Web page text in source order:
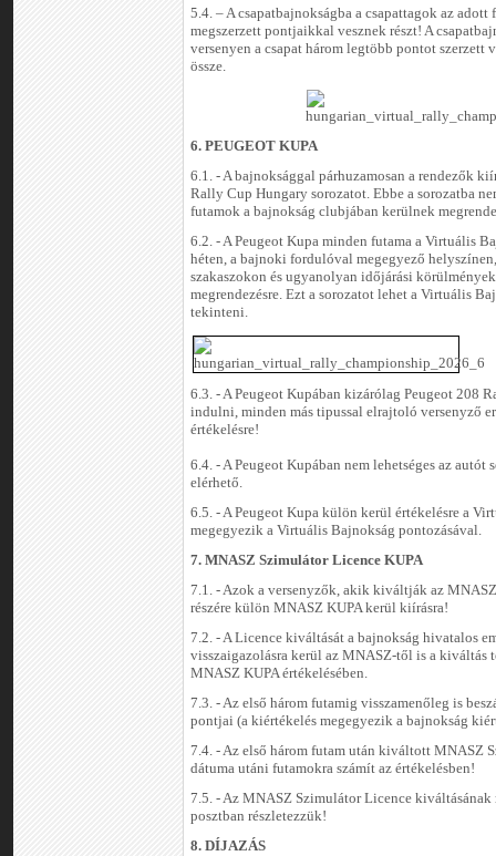
5.4. – A csapatbajnokságba a csapattagok az
megszerzett pontjaikkal vesznek részt! A
versenyen a csapat három legtöbb pontot szerzett
össze.
6. PEUGEOT KUPA
6.1. - A bajnoksággal párhuzamosan a rendezők
Rally Cup Hungary sorozatot. Ebbe a sorozatba
futamok a bajnokság clubjában kerülnek
6.2. - A Peugeot Kupa minden futama a Virtuális
héten, a bajnoki fordulóval megegyező
szakaszokon és ugyanolyan időjárási
megrendezésre. Ezt a sorozatot lehet a Virtuális
tekinteni.
6.3. - A Peugeot Kupában kizárólag Peugeot 208
indulni, minden más tipussal elrajtoló versenyző
értékelésre!
6.4. - A Peugeot Kupában nem lehetséges az
elérhető.
6.5. - A Peugeot Kupa külön kerül értékelésre a
megegyezik a Virtuális Bajnokság pontozásával.
7. MNASZ Szimulátor Licence KUPA
7.1. - Azok a versenyzők, akik kiváltják az
részére külön MNASZ KUPA kerül kiírásra!
7.2. - A Licence kiváltását a bajnokság hivatalos
visszaigazolásra kerül az MNASZ-től is a kiváltás
MNASZ KUPA értékelésében.
7.3. - Az első három futamig visszamenőleg is
pontjai (a kiértékelés megegyezik a bajnokság
7.4. - Az első három futam után kiváltott MNASZ
dátuma utáni futamokra számít az értékelésben!
7.5. - Az MNASZ Szimulátor Licence kiváltásának
posztban részletezzük!
8. DÍJAZÁS